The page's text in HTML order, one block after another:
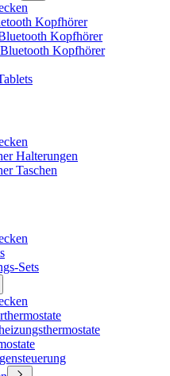
Kopfhörer
Kopfhörer
Kopfhörer
Halterungen
Taschen
Sets